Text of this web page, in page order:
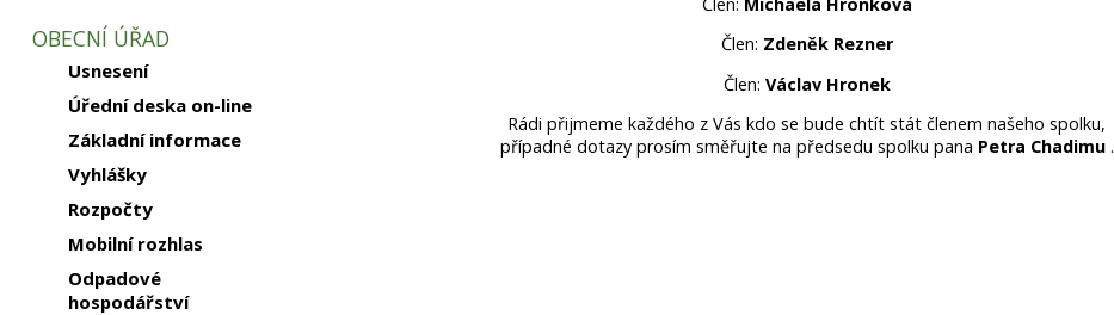
OBECNÍ ÚŘAD
Usnesení
Úřední deska on-line
Základní informace
Vyhlášky
Rozpočty
Mobilní rozhlas
Odpadové
hospodářství
Člen: Zdeněk Rezner
Člen: Václav Hronek
Rádi přijmeme každého z Vás kdo se bude chtít stát členem našeho spolku,
případné dotazy prosím směřujte na předsedu spolku pana Petra Chadimu.